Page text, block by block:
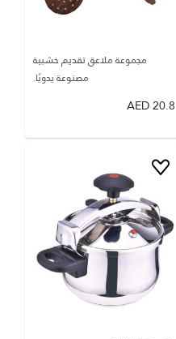
مجموعة ملاعق تقديم خشبية
مصنوعة يدويًا.
20.8
AED